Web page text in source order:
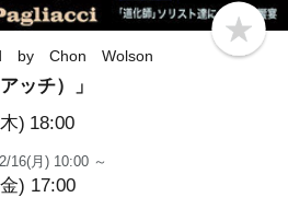
b
o
by Chon Wolson
ッチ）」
) 18:00
16(月) 10:00 ～
) 17:00